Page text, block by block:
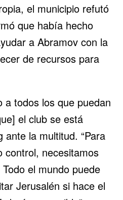
el municipio refutó
que había hecho
a Abramov con la
de recursos para
a todos los que puedan
el club se está
ante la multitud. “Para
control, necesitamos
el mundo puede
Jerusalén si hace el